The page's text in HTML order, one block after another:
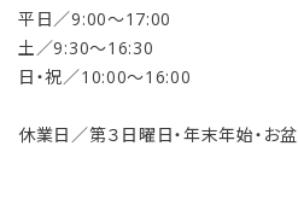
平日／9:00〜17:00
土／9:30〜16:30
日・祝／10:00〜16:00
休業日／第３日曜日・年末年始・お盆